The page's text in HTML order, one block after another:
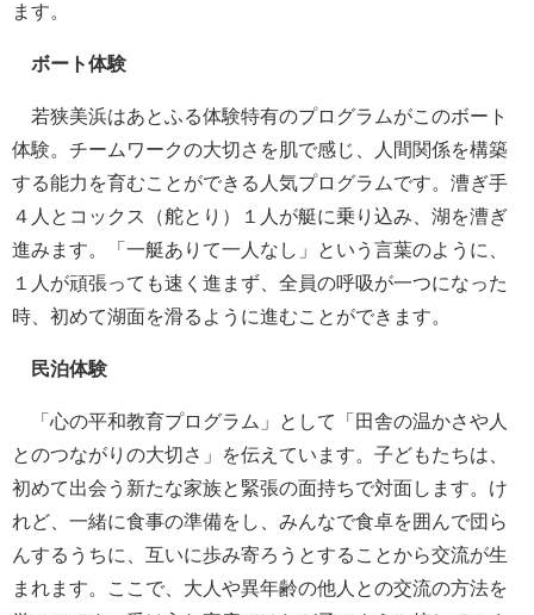
ます。
ボート体験
若狭美浜はあとふる体験特有のプログラムがこのボート
体験。チームワークの大切さを肌で感じ、人間関係を構築
する能力を育むことができる人気プログラムです。漕ぎ手
４人とコックス（舵とり）１人が艇に乗り込み、湖を漕ぎ
進みます。「一艇ありて一人なし」という言葉のように、
１人が頑張っても速く進まず、全員の呼吸が一つになった
時、初めて湖面を滑るように進むことができます。
民泊体験
「心の平和教育プログラム」として「田舎の温かさや人
とのつながりの大切さ」を伝えています。子どもたちは、
初めて出会う新たな家族と緊張の面持ちで対面します。け
れど、一緒に食事の準備をし、みんなで食卓を囲んで団ら
んするうちに、互いに歩み寄ろうとすることから交流が生
まれます。ここで、大人や異年齢の他人との交流の方法を